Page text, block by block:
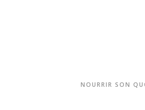
NOURRIR SON